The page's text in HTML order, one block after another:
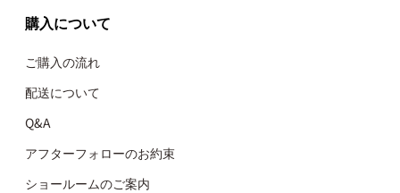
購入について
ご購入の流れ
配送について
Q&A
アフターフォローのお約束
ショールームのご案内